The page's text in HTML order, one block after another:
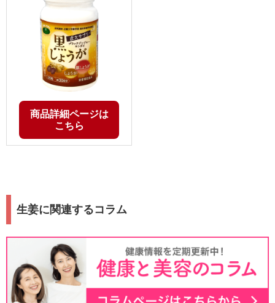
商品詳細ページは
こちら
生姜に関連するコラム